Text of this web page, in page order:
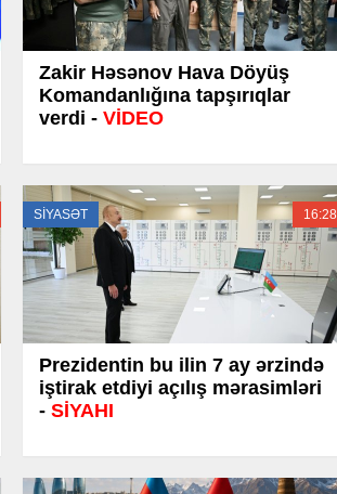
Zakir Həsənov Hava Döyüş
Komandanlığına tapşırıqlar
verdi - VİDEO
SİYASƏT 16:28
Prezidentin bu ilin 7 ay ərzində
iştirak etdiyi açılış mərasimləri
- SİYAHI